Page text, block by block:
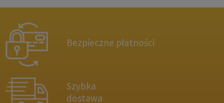
Bezpieczne płatności
Szybka
dostawa